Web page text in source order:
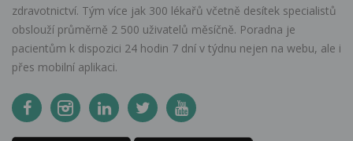
zdravotnictví. Tým více jak 300 lékařů včetně desítek specialistů
obslouží průměrně 2 500 uživatelů měsíčně. Poradna je
pacientům k dispozici 24 hodin 7 dní v týdnu nejen na webu, ale i
přes mobilní aplikaci.